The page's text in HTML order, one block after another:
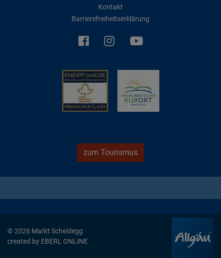
Kontakt
Barrierefreiheitserklärung
zum Tourismus
© 2026 Markt Scheidegg
created by EBERL ONLINE